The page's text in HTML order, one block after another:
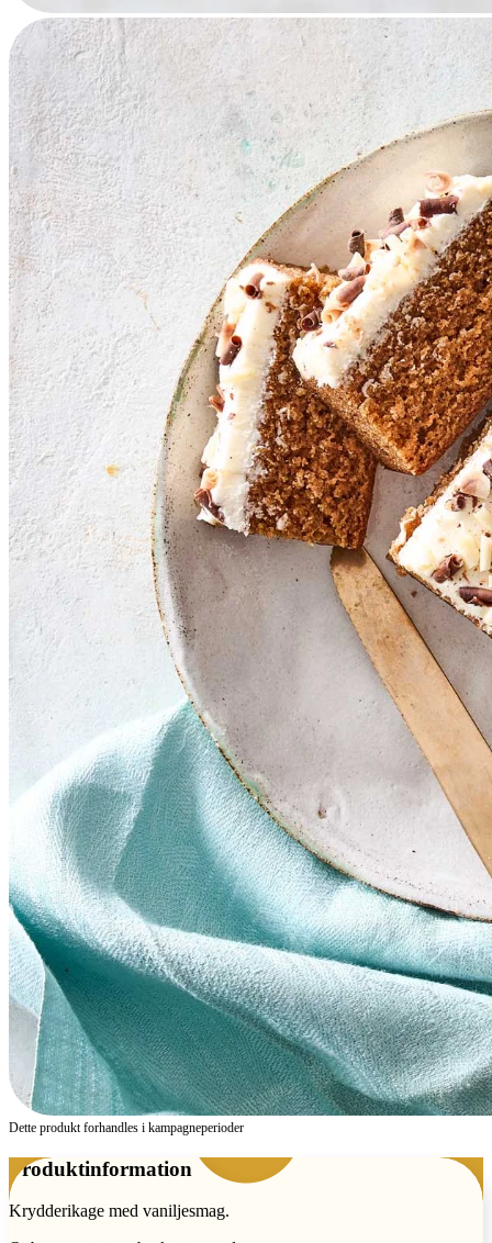
Dette produkt forhandles i kampagne­perioder
Produktinformation
Krydderikage med vaniljesmag.